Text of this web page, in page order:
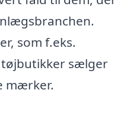
som f.eks.
tøjbutikker sælger
mærker.